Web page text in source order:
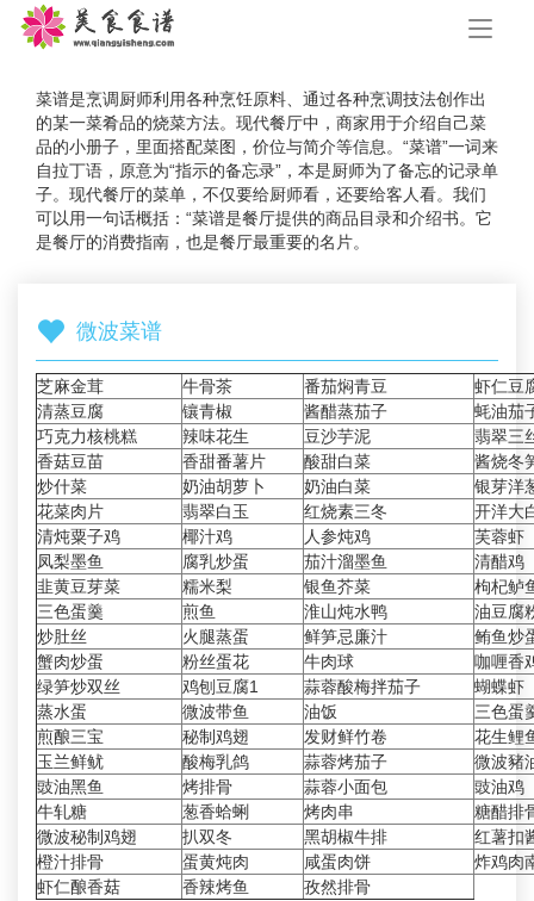
手
菜谱是烹调厨师利用各种烹饪原料、通过各种烹调技法创作出
的某一菜肴品的烧菜方法。现代餐厅中，商家用于介绍自己菜
品的小册子，里面搭配菜图，价位与简介等信息。“菜谱”一词来
自拉丁语，原意为“指示的备忘录”，本是厨师为了备忘的记录单
子。现代餐厅的菜单，不仅要给厨师看，还要给客人看。我们
可以用一句话概括：“菜谱是餐厅提供的商品目录和介绍书。它
是餐厅的消费指南，也是餐厅最重要的名片。
微波菜谱
芝麻金茸 牛骨茶 番茄焖青豆
虾仁豆
清蒸豆腐
镶青椒 酱醋蒸茄子
蚝油茄
巧克力核桃糕
辣味花生 豆沙芋泥
翡翠三
香菇豆苗
香甜番薯片 酸甜白菜
酱烧冬
炒什菜
奶油胡萝卜 奶油白菜
银芽洋
花菜肉片
翡翠白玉 红烧素三冬
开洋大
清炖粟子鸡
椰汁鸡 人参炖鸡
芙蓉虾
凤梨墨鱼
腐乳炒蛋 茄汁溜墨鱼
清醋鸡
韭黄豆芽菜
糯米梨 银鱼芥菜
枸杞鲈
三色蛋羹
煎鱼 淮山炖水鸭
油豆腐
炒肚丝
火腿蒸蛋 鲜笋忌廉汁
鲔鱼炒
蟹肉炒蛋
粉丝蛋花 牛肉球
咖喱香
绿笋炒双丝
鸡刨豆腐1 蒜蓉酸梅拌茄子
蝴蝶虾
蒸水蛋
微波带鱼 油饭
三色蛋
煎酿三宝
秘制鸡翅 发财鲜竹卷
花生鲤
玉兰鲜鱿
酸梅乳鸽 蒜蓉烤茄子
微波豬
豉油黑鱼
烤排骨 蒜蓉小面包
豉油鸡
牛轧糖
葱香蛤蜊 烤肉串
糖醋排
微波秘制鸡翅
扒双冬 黑胡椒牛排
红薯扣
橙汁排骨
蛋黄炖肉 咸蛋肉饼
炸鸡肉
虾仁酿香菇
香辣烤鱼
孜然排骨